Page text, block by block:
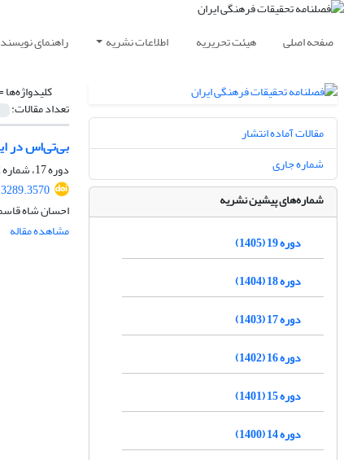
صفحه اصلی هیئت تحریریه اطلاعات نشریه راهنمای
تعداد مقالات:
بی‌تی‌اس در
دوره 17، شماره 2، تابستان 1403، صفحه
احسان شاه
مشاهده مقاله
مقالات آماده انتشار
شماره جاری
شماره‌های پیشین نشریه
دوره 19 (1405)
دوره 18 (1404)
دوره 17 (1403)
دوره 16 (1402)
دوره 15 (1401)
دوره 14 (1400)